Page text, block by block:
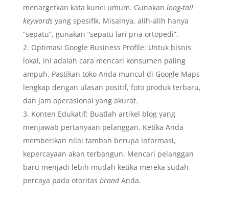
menargetkan kata kunci umum. Gunakan long-tail
keywordsyang spesifik. Misalnya, alih-alih hanya
“sepatu”, gunakan “sepatu lari pria ortopedi”.
Optimasi Google Business Profile: Untuk bisnis
lokal, ini adalah cara mencari konsumen paling
ampuh. Pastikan toko Anda muncul di Google Maps
lengkap dengan ulasan positif, foto produk terbaru,
dan jam operasional yang akurat.
Konten Edukatif: Buatlah artikel blog yang
menjawab pertanyaan pelanggan. Ketika Anda
memberikan nilai tambah berupa informasi,
kepercayaan akan terbangun. Mencari pelanggan
baru menjadi lebih mudah ketika mereka sudah
percaya pada otoritas brandAnda.